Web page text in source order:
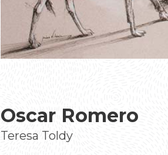
Oscar Romero
Teresa Toldy